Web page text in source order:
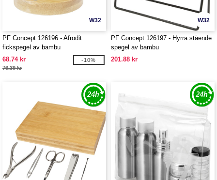
W32
PF Concept 126196 - Afrodit
fickspegel av bambu
68.74 kr
76.39 kr
-10%
W32
PF Concept 126197 - Hyrra stående
spegel av bambu
201.88 kr